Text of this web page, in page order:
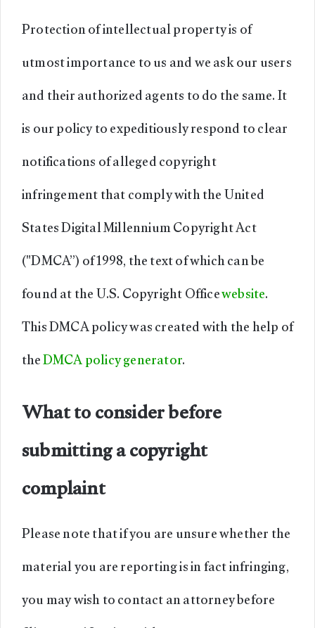
Protection of intellectual property is of
utmost importance to us and we ask our users
and their authorized agents to do the same. It
is our policy to expeditiously respond to clear
notifications of alleged copyright
infringement that comply with the United
States Digital Millennium Copyright Act
("DMCA”) of 1998, the text of which can be
found at the U.S. Copyright Officewebsite.
This DMCA policy was created with the help of
theDMCA policy generator.
What to consider before
submitting a copyright
complaint
Please note that if you are unsure whether the
material you are reporting is in fact infringing,
you may wish to contact an attorney before